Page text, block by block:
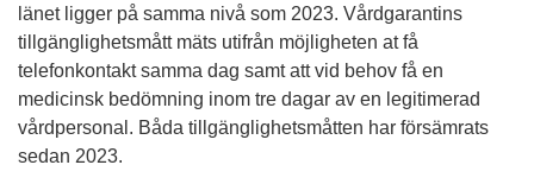
länet ligger på samma nivå som 2023. Vårdgarantins
tillgänglighetsmått mäts utifrån möjligheten at få
telefonkontakt samma dag samt att vid behov få en
medicinsk bedömning inom tre dagar av en legitimerad
vårdpersonal. Båda tillgänglighetsmåtten har försämrats
sedan 2023.